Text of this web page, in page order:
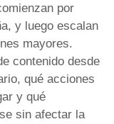
por
y luego escalan
mayores.
contenido desde
qué acciones
y qué
sin afectar la